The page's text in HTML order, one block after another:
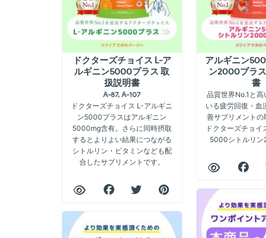
ドクターズチョイス L-ア
ルギニン5000プラス 取
扱説明書
A-87, A-107
ドクターズチョイス L-アルギニ
ン5000プラスはアルギニン
5000mg含有。さらに同時摂取
するとよりよい結果につながる
シトルリン・ビタミンなども配
合したサプリメントです。
アルギニン
ン2000プラ
書
品質世界No.1と高
いる疲労回復・血
善サプリメントの
ドクターズチョイ
5000シトルリ